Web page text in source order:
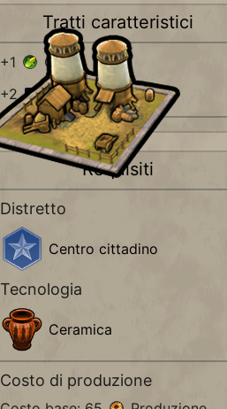
Tratti caratteristici
+1
Cibo
+2
Abitazioni
Requisiti
Distretto
Centro cittadino
Tecnologia
Ceramica
Costo di produzione